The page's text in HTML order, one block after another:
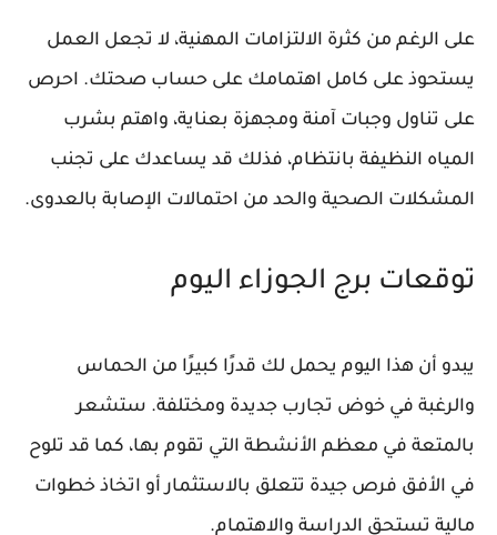
على الرغم من كثرة الالتزامات المهنية، لا تجعل العمل
يستحوذ على كامل اهتمامك على حساب صحتك. احرص
على تناول وجبات آمنة ومجهزة بعناية، واهتم بشرب
المياه النظيفة بانتظام، فذلك قد يساعدك على تجنب
المشكلات الصحية والحد من احتمالات الإصابة بالعدوى.
توقعات برج الجوزاء اليوم
يبدو أن هذا اليوم يحمل لك قدرًا كبيرًا من الحماس
والرغبة في خوض تجارب جديدة ومختلفة. ستشعر
بالمتعة في معظم الأنشطة التي تقوم بها، كما قد تلوح
في الأفق فرص جيدة تتعلق بالاستثمار أو اتخاذ خطوات
مالية تستحق الدراسة والاهتمام.